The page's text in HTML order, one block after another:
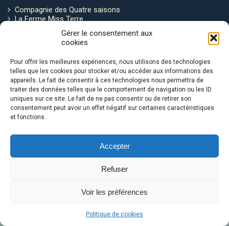
Gérer le consentement aux
cookies
Pour offrir les meilleures expériences, nous utilisons des technologies
telles que les cookies pour stocker et/ou accéder aux informations des
appareils. Le fait de consentir à ces technologies nous permettra de
traiter des données telles que le comportement de navigation ou les ID
uniques sur ce site. Le fait de ne pas consentir ou de retirer son
consentement peut avoir un effet négatif sur certaines caractéristiques
et fonctions.
Accepter
Refuser
Voir les préférences
Politique de cookies
Compagnie des Quatre saisons
La Ferme Miss Terre
Politique de cookies
Avec le soutien de :
Le Ventre de la Baleine © 2026